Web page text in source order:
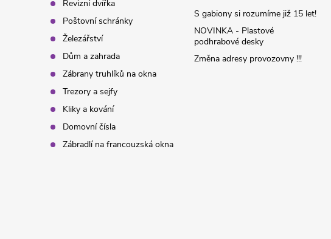
Revizní dvířka
Poštovní schránky
Železářství
Dům a zahrada
Zábrany truhlíků na okna
Trezory a sejfy
Kliky a kování
Domovní čísla
Zábradlí na francouzská okna
S gabiony si rozumíme již 15 let!
NOVINKA - Plastové
podhrabové desky
Změna adresy provozovny !!!